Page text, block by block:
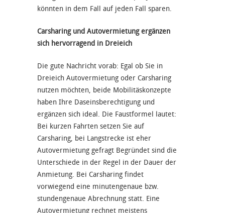
könnten in dem Fall auf jeden Fall sparen.
Carsharing und Autovermietung ergänzen
sich hervorragend in Dreieich
Die gute Nachricht vorab: Egal ob Sie in
Dreieich Autovermietung oder Carsharing
nutzen möchten, beide Mobilitäskonzepte
haben Ihre Daseinsberechtigung und
ergänzen sich ideal. Die Faustformel lautet:
Bei kurzen Fahrten setzen Sie auf
Carsharing, bei Langstrecke ist eher
Autovermietung gefragt Begründet sind die
Unterschiede in der Regel in der Dauer der
Anmietung. Bei Carsharing findet
vorwiegend eine minutengenaue bzw.
stundengenaue Abrechnung statt. Eine
Autovermietung rechnet meistens